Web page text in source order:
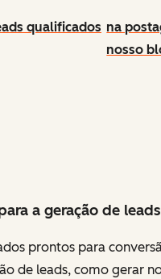
qualificados na
nosso
a geração de leads
prontos para
de leads, como gerar